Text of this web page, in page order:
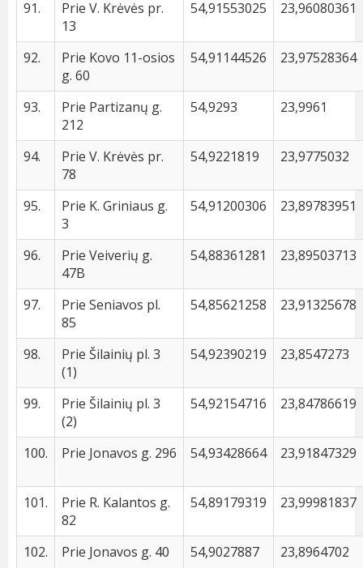
91.
Prie V. Krėvės pr.
13
54,91553025 23,96080361
92.
Prie Kovo 11-osios
g. 60
54,91144526 23,97528364
93.
Prie Partizanų g.
212
54,9293 23,9961
94.
Prie V. Krėvės pr.
78
54,9221819 23,9775032
95.
Prie K. Griniaus g.
3
54,91200306 23,89783951
96.
Prie Veiverių g.
47B
54,88361281 23,89503713
97.
Prie Seniavos pl.
85
54,85621258 23,91325678
98.
Prie Šilainių pl. 3
(1)
54,92390219 23,8547273
99.
Prie Šilainių pl. 3
(2)
54,92154716 23,84786619
100. Prie Jonavos g. 296 54,93428664 23,91847329
101.
Prie R. Kalantos g.
82
54,89179319 23,99981837
102. Prie Jonavos g. 40 54,9027887 23,8964702